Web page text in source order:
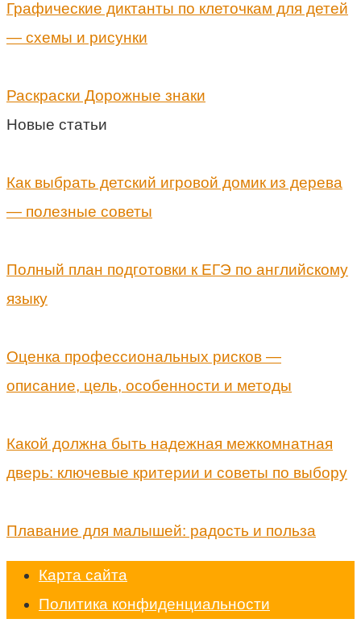
Графические диктанты по клеточкам для детей
— схемы и рисунки
Раскраски Дорожные знаки
Новые статьи
Как выбрать детский игровой домик из дерева
— полезные советы
Полный план подготовки к ЕГЭ по английскому
языку
Оценка профессиональных рисков —
описание, цель, особенности и методы
Какой должна быть надежная межкомнатная
дверь: ключевые критерии и советы по выбору
Плавание для малышей: радость и польза
Карта сайта
Политика конфиденциальности